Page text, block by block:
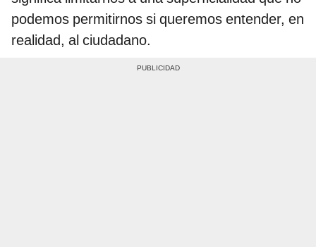
podemos permitirnos si queremos entender, en
realidad, al ciudadano.